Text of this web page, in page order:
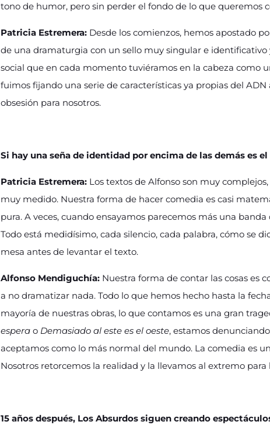
tono de humor, pero sin perder el fondo de lo que queremos
Patricia Estremera: Desde los comienzos, hemos apostado
de una dramaturgia con un sello muy singular e
social que en cada momento tuviéramos en la cabeza como
fuimos fijando una serie de características ya propias del
obsesión para nosotros.
Si hay una seña de identidad por encima de las demás es
Patricia Estremera: Los textos de Alfonso son muy
muy medido. Nuestra forma de hacer comedia es casi
pura. A veces, cuando ensayamos parecemos más una
Todo está medidísimo, cada silencio, cada palabra, cómo se
mesa antes de levantar el texto.
Alfonso Mendiguchía: Nuestra forma de contar las cosas es
a no dramatizar nada. Todo lo que hemos hecho hasta la
mayoría de nuestras obras, lo que contamos es una gran
espera o Demasiado al este es el oeste, estamos
aceptamos como lo más normal del mundo. La comedia es
Nosotros retorcemos la realidad y la llevamos al extremo
15 años después, Los Absurdos siguen creando